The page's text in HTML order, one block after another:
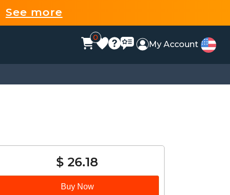
See more
0
My Account
$ 26.18
Buy Now